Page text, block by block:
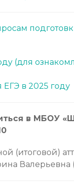
(для
в 2025 году
в МБОУ
(итоговой)
Валерьевна